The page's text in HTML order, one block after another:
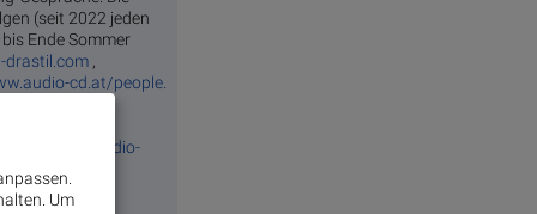
(seit 2022 jeden
Ende Sommer
drastil.com ,
cd.at/people.
http://www.audio-
Um